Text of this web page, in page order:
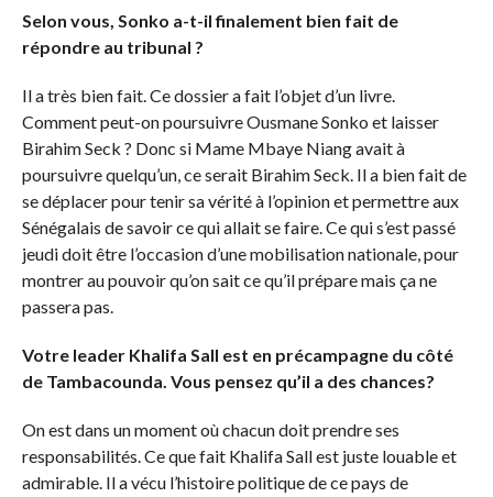
Selon vous, Sonko a-t-il finalement bien fait de
répondre au tribunal ?
Il a très bien fait. Ce dossier a fait l’objet d’un livre.
Comment peut-on poursuivre Ousmane Sonko et laisser
Birahim Seck ? Donc si Mame Mbaye Niang avait à
poursuivre quelqu’un, ce serait Birahim Seck. Il a bien fait de
se déplacer pour tenir sa vérité à l’opinion et permettre aux
Sénégalais de savoir ce qui allait se faire. Ce qui s’est passé
jeudi doit être l’occasion d’une mobilisation nationale, pour
montrer au pouvoir qu’on sait ce qu’il prépare mais ça ne
passera pas.
Votre leader Khalifa Sall est en précampagne du côté
de Tambacounda. Vous pensez qu’il a des chances?
On est dans un moment où chacun doit prendre ses
responsabilités. Ce que fait Khalifa Sall est juste louable et
admirable. Il a vécu l’histoire politique de ce pays de